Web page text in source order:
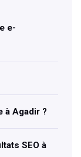
e-
à Agadir ?
SEO à